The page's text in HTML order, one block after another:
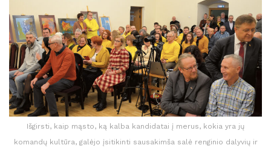
Išgirsti, kaip mąsto, ką kalba kandidatai į merus, kokia yra jų
komandų kultūra, galėjo įsitikinti sausakimša salė renginio dalyvių ir